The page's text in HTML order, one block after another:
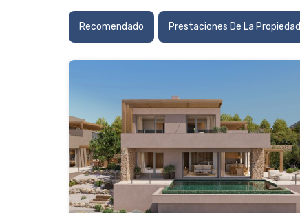
Recomendado Prestaciones De La Propiedad